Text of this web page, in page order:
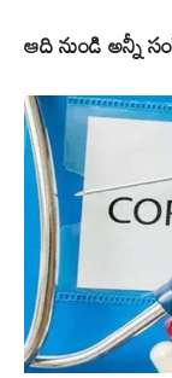
ఆది నుండి అన్నీ